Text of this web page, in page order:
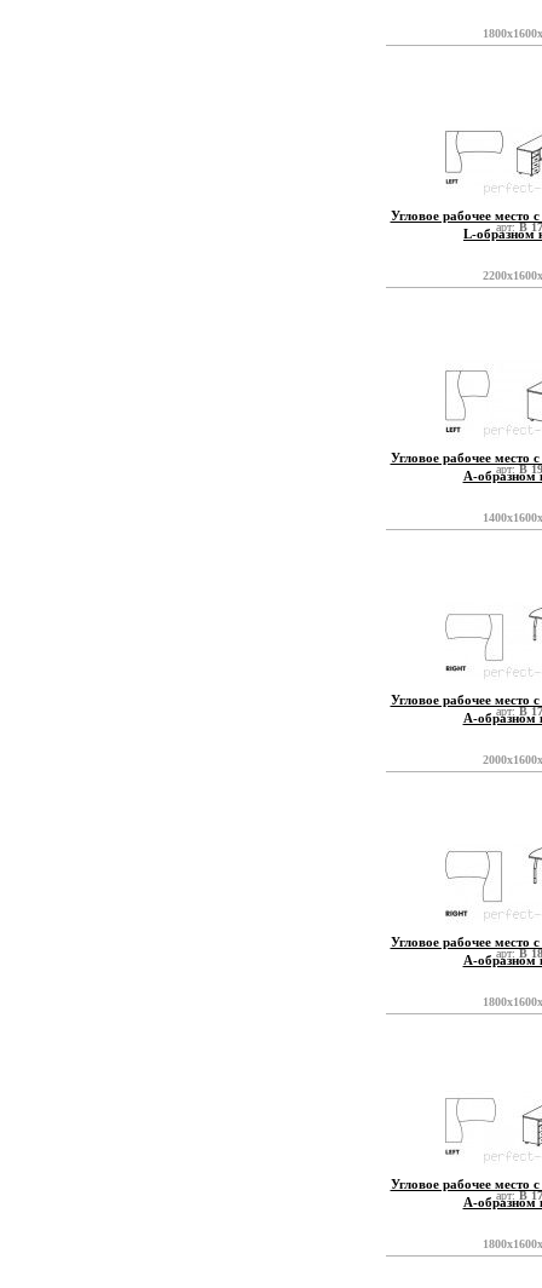
арт:B
Угловое рабочее место
L-образном
арт:B
Угловое рабочее место
А-образном
арт:B
Угловое рабочее место
А-образном
арт:B
Угловое рабочее место
А-образном
арт:B
Угловое рабочее место
А-образном